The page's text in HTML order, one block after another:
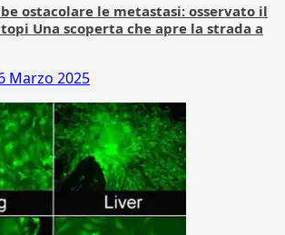
ostacolare le metastasi: osservato il
Una scoperta che apre la strada a
Marzo 2025